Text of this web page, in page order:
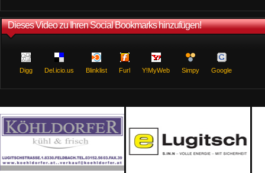
Dieses Video zu Ihren Social Bookmarks hinzufügen!
Digg Del.icio.us Blinklist Furl Y!MyWeb Simpy Google